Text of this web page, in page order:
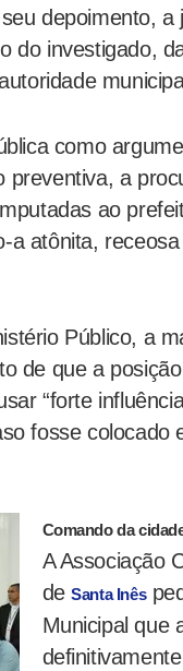
depoimento, a
do investigado,
como
a
ao
a atônita,
Público, a
de que a
“forte
fosse colocado
Comando da
A Associação
deSanta Inês
Municipal que